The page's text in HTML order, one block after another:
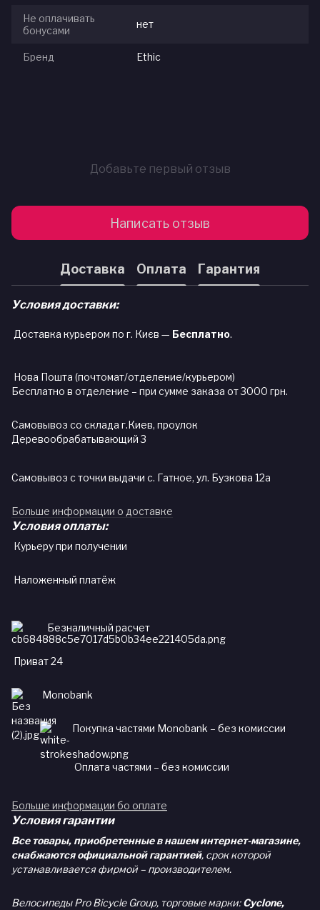
Не оплачивать
бонусами
нет
Бренд Ethic
Добавьте первый отзыв
Написать отзыв
Доставка Оплата Гарантия
Условия доставки:
Доставка курьером по г. Києв — Бесплатно.
Нова Пошта (почтомат/отделение/курьером)
Бесплатно в отделение – при сумме заказа от 3000 грн.
Самовывоз со склада г.Киев, проулок
Деревообрабатывающий 3
Самовывоз с точки выдачи с. Гатное, ул. Бузкова 12а
Больше информации о доставке
Условия оплаты:
Курьеру при получении
Наложенный платёж
Безналичный расчет
Приват 24
Monobank
Покупка частями Monobank – без комиссии
Оплата частями – без комиссии
Больше информации бо оплате
Условия гарантии
Все товары, приобретенные в нашем интернет-магазине,
снабжаются официальной гарантией, срок которой
устанавливается фирмой – производителем.
Велосипеды Pro Bicycle Group, торговые марки:Cyclone,